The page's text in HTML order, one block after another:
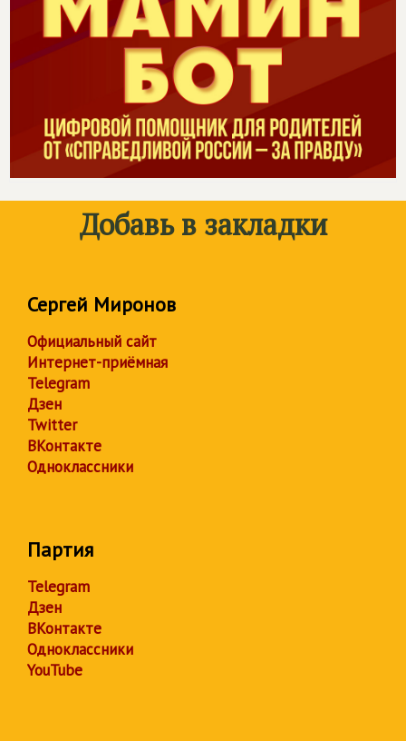
Добавь в закладки
Сергей Миронов
Официальный сайт
Интернет-приёмная
Telegram
Дзен
Twitter
ВКонтакте
Одноклассники
Партия
Telegram
Дзен
ВКонтакте
Одноклассники
YouTube